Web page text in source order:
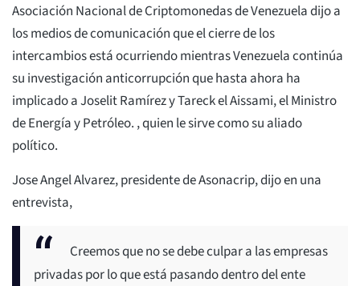
Asociación Nacional de Criptomonedas de Venezuela dijo a
los medios de comunicación que el cierre de los
intercambios está ocurriendo mientras Venezuela continúa
su investigación anticorrupción que hasta ahora ha
implicado a Joselit Ramírez y Tareck el Aissami, el Ministro
de Energía y Petróleo. , quien le sirve como su aliado
político.
Jose Angel Alvarez, presidente de Asonacrip, dijo en una
entrevista,
Creemos que no se debe culpar a las empresas
privadas por lo que está pasando dentro del ente